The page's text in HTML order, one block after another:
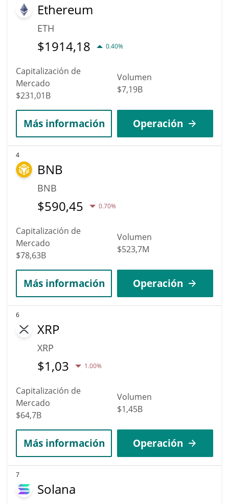
Ethereum
ETH
$1914,18 0.40%
Capitalización de
Mercado
$231,01B
Volumen
$7,19B
Más información Operación
4
BNB
BNB
$590,45 0.70%
Capitalización de
Mercado
$78,63B
Volumen
$523,7M
Más información Operación
6
XRP
XRP
$1,03 1.00%
Capitalización de
Mercado
$64,7B
Volumen
$1,45B
Más información Operación
7
Solana